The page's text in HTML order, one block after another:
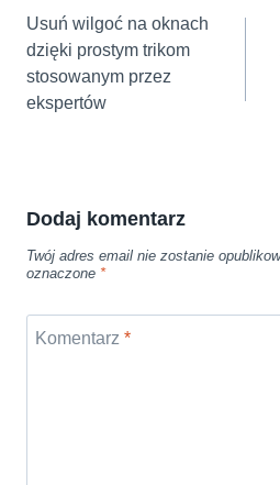
wpisu
Usuń wilgoć na oknach
dzięki prostym trikom
stosowanym przez
ekspertów
Dodaj komentarz
Twój adres email nie zostanie
oznaczone *
Komentarz *